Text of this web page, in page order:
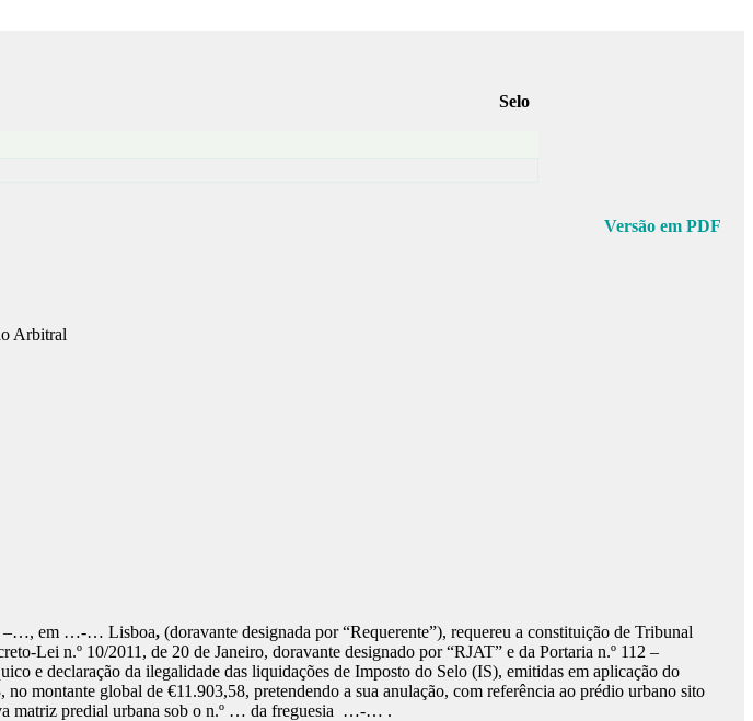
Selo
Versão em PDF
Arbitral
… –…, em …-… Lisboa, (doravante designada por “Requerente”), requereu a constituição de Tribunal
Lei n.º 10/2011, de 20 de Janeiro, doravante designado por “RJAT” e da Portaria n.º 112 –
e declaração da ilegalidade das liquidações de Imposto do Selo (IS), emitidas em aplicação do
montante global de €11.903,58, pretendendo a sua anulação, com referência ao prédio urbano sito
matriz predial urbana sob o n.º … da freguesia …-… .